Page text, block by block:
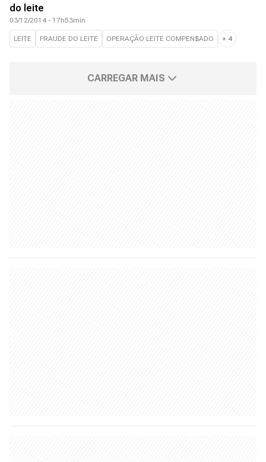
do leite
03/12/2014 - 17h53min
LEITE FRAUDE DO LEITE OPERAÇÃO LEITE COMPEN$ADO + 4
CARREGAR MAIS